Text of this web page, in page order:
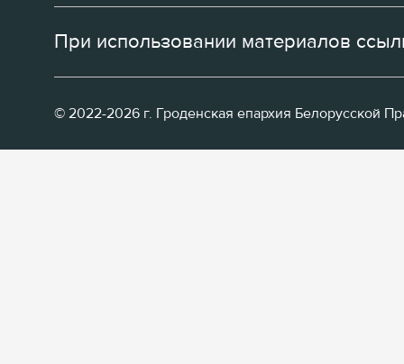
При использовании материалов
© 2022-2026 г. Гроденская епархия Белорусской